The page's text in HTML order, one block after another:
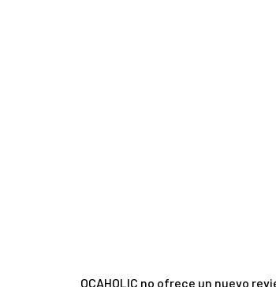
OCAHOLIC no ofrece un nuevo